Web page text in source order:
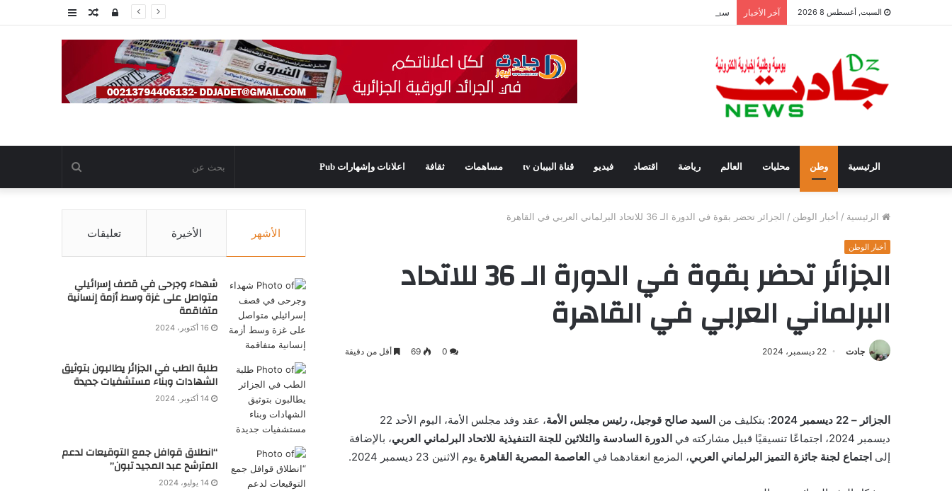
السبت, أغسطس 8 2026 آخر الأخبار سفيان بوعنداس رئيسًا جديدًا للمجلس الشعبي الولائي بسطيف بالأغلبية عمودمقالتسجيل
الرئيسية وطن محليات العالم رياضة اقتصاد فيديو قناة البيبان tv مساهمات ثقافة اعلانات وإشهارات Pub بحث
عن
الرئيسية / أخبار الوطن / الجزائر تحضر بقوة في الدورة الـ 36 للاتحاد البرلماني العربي في القاهرة
أخبار الوطن
الجزائر تحضر بقوة في الدورة الـ 36 للاتحاد
البرلماني العربي في القاهرة
جادت 22 ديسمبر، 2024 0
69 أقل من دقيقة
الجزائر – 22 ديسمبر 2024 : بتكليف من السيد صالح قوجيل، رئيس مجلس الأمة
، عقد وفد مجلس الأمة، اليوم الأحد 22
ديسمبر 2024، اجتماعًا تنسيقيًا قبيل مشاركته في
الدورة السادسة والثلاثين للجنة التنفيذية للاتحاد البرلماني العربي، بالإضافة
إلى اجتماع لجنة جائزة التميز البرلماني العربي، المزمع انعقادهما في العاصمة المصرية القاهرة يوم الاثنين 23 ديسمبر 2024.
الأشهر الأخيرة تعليقات
شهداء وجرحى في قصف إسرائيلي
متواصل على غزة وسط أزمة إنسانية
متفاقمة
16 أكتوبر، 2024
طلبة الطب في الجزائر يطالبون بتوثيق
الشهادات وبناء مستشفيات جديدة
14 أكتوبر، 2024
“انطلاق قوافل جمع التوقيعات لدعم
المترشح عبد المجيد تبون”
14 يوليو، 2024